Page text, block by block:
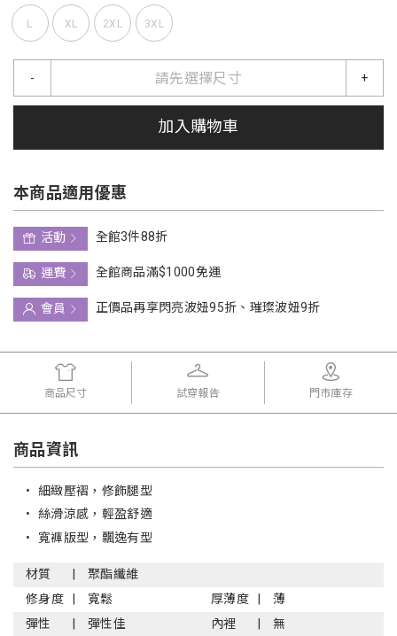
L XL 2XL 3XL
請先選擇尺寸
- +
加入購物車
本商品適用優惠
活動
全館3件88折
運費
全館商品滿$1000免運
會員
正價品再享閃亮波妞95折、璀璨波妞9折
商品尺寸 試穿報告 門市庫存
商品資訊
• 細緻壓褶，修飾腿型
• 絲滑涼感，輕盈舒適
• 寬褲版型，飄逸有型
材質
聚酯纖維
修身度
寬鬆 厚薄度
薄
彈性
彈性佳 內裡
無